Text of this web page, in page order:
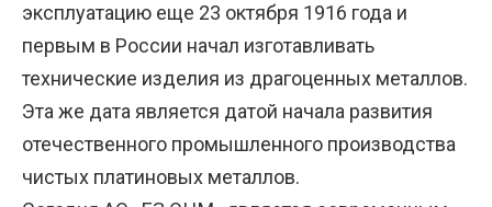
эксплуатацию еще 23 октября 1916 года и
первым в России начал изготавливать
технические изделия из драгоценных металлов.
Эта же дата является датой начала развития
отечественного промышленного производства
чистых платиновых металлов.